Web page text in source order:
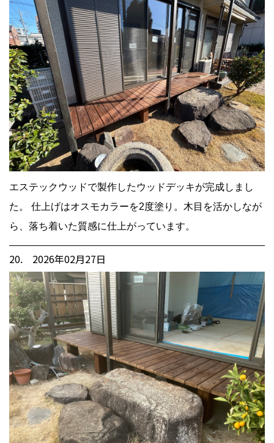
エステックウッドで製作したウッドデッキが完成しまし
た。 仕上げはオスモカラーを2度塗り。木目を活かしなが
ら、落ち着いた質感に仕上がっています。
20. 2026年02月27日